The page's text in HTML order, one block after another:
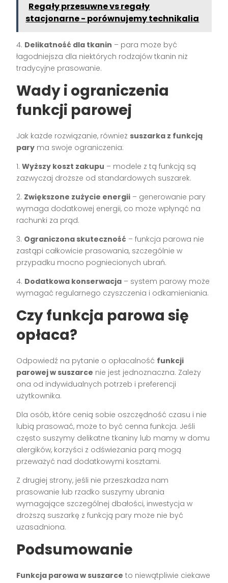
Regały przesuwne vs regały
stacjonarne - porównujemy technikalia
4. Delikatność dla tkanin – para może być
łagodniejsza dla niektórych rodzajów tkanin niż
tradycyjne prasowanie.
Wady i ograniczenia
funkcji parowej
Jak każde rozwiązanie, również suszarka z funkcją
pary ma swoje ograniczenia:
1.Wyższy koszt zakupu – modele z tą funkcją są
zazwyczaj droższe od standardowych suszarek.
2. Zwiększone zużycie energii – generowanie pary
wymaga dodatkowej energii, co może wpłynąć na
rachunki za prąd.
3. Ograniczona skuteczność – funkcja parowa nie
zastąpi całkowicie prasowania, szczególnie w
przypadku mocno pogniecionych ubrań.
4. Dodatkowa konserwacja – system parowy może
wymagać regularnego czyszczenia i odkamieniania.
Czy funkcja parowa się
opłaca?
Odpowiedź na pytanie o opłacalność funkcji
parowej w suszarce nie jest jednoznaczna. Zależy
ona od indywidualnych potrzeb i preferencji
użytkownika.
Dla osób, które cenią sobie oszczędność czasu i nie
lubią prasować, może to być cenna funkcja. Jeśli
często suszymy delikatne tkaniny lub mamy w domu
alergików, korzyści z odświeżania parą mogą
przeważyć nad dodatkowymi kosztami.
Z drugiej strony, jeśli nie przeszkadza nam
prasowanie lub rzadko suszymy ubrania
wymagające szczególnej dbałości, inwestycja w
droższą suszarkę z funkcją pary może nie być
uzasadniona.
Podsumowanie
Funkcja parowa w suszarce to niewątpliwie ciekawe